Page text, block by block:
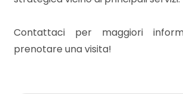
Contattaci per maggiori
prenotare una visita!
5